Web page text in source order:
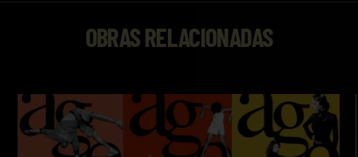
OBRAS RELACIONADAS